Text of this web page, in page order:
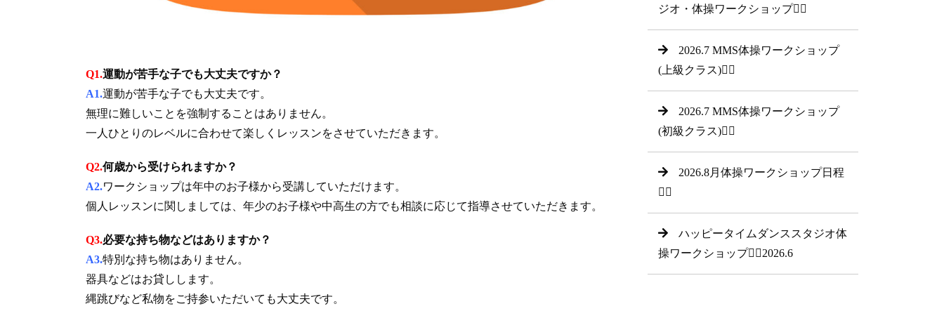
Q1.運動が苦手な子でも大丈夫ですか？
A1.運動が苦手な子でも大丈夫です。
無理に難しいことを強制することはありません。
一人ひとりのレベルに合わせて楽しくレッスンをさせていただきます。
Q2.何歳から受けられますか？
A2.ワークショップは年中のお子様から受講していただけます。
個人レッスンに関しましては、年少のお子様や中高生の方でも相談に応じて指導させていただきます。
Q3.必要な持ち物などはありますか？
A3.特別な持ち物はありません。
器具などはお貸しします。
縄跳びなど私物をご持参いただいても大丈夫です。
ジオ・体操ワークショップ🤸‍♂
2026.7 MMS体操ワークショップ
(上級クラス)🤸‍♀
2026.7 MMS体操ワークショップ
(初級クラス)🤸‍♂
2026.8月体操ワークショップ日程
🤸‍♂
ハッピータイムダンススタジオ体
操ワークショップ🤸‍♂2026.6